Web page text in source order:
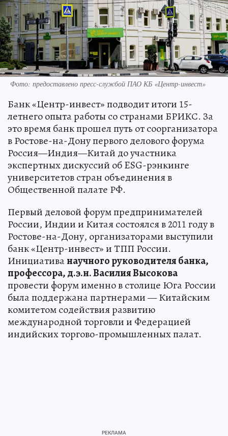
Фото: предоставлено пресс-службой ПАО КБ «Центр-инвест»
Банк «Центр-инвест» подводит итоги 15-
летнего опыта работы со странами БРИКС. За
это время банк прошел путь от соорганизатора
в Ростове-на-Дону первого делового форума
Россия—Индия—Китай до участника
экспертных дискуссий об ESG-рэнкинге
университетов стран объединения в
Общественной палате РФ.
Первый деловой форум предпринимателей
России, Индии и Китая состоялся в 2011 году в
Ростове-на-Дону, организаторами выступили
банк «Центр-инвест» и ТПП России.
Инициативанаучного руководителя банка,
профессора, д.э.н. Василия Высокова
провести форум именно в столице Юга России
была поддержана партнерами — Китайским
комитетом содействия развитию
международной торговли и Федерацией
индийских торгово-промышленных палат.